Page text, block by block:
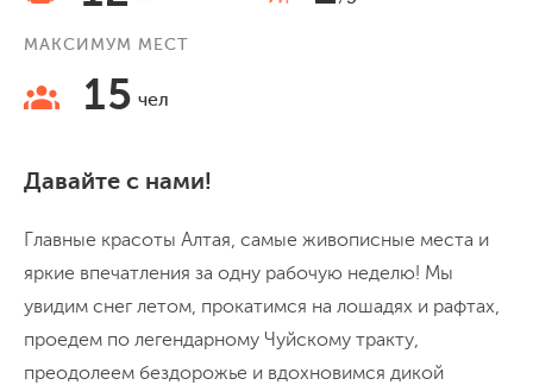
МАКСИМУМ МЕСТ
15 чел
Давайте с нами!
Главные красоты Алтая, самые живописные места и
яркие впечатления за одну рабочую неделю! Мы
увидим снег летом, прокатимся на лошадях и рафтах,
проедем по легендарному Чуйскому тракту,
преодолеем бездорожье и вдохновимся дикой